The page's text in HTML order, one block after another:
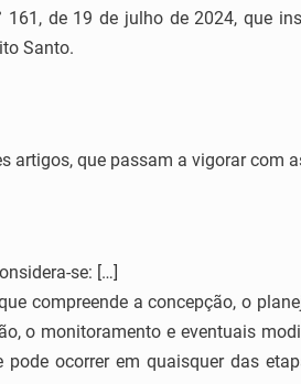
161, de 19 de julho de 2024, que
Santo.
artigos, que passam a vigorar com
se: […]
compreende a concepção, o
o monitoramento e eventuais
pode ocorrer em quaisquer das